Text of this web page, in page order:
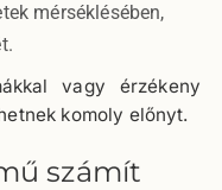
mérséklésében,
vagy érzékeny
komoly előnyt.
számít